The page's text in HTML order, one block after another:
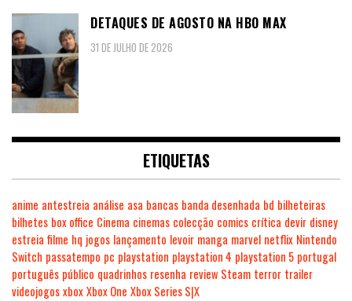
DETAQUES DE AGOSTO NA HBO MAX
31 DE JULHO DE 2026
ETIQUETAS
anime antestreia análise asa bancas banda desenhada bd bilheteiras
bilhetes box office Cinema cinemas colecção comics crítica devir disney
estreia filme hq jogos lançamento levoir manga marvel netflix Nintendo
Switch passatempo pc playstation playstation 4 playstation 5 portugal
português público quadrinhos resenha review Steam terror trailer
videojogosxboxXbox One Xbox Series S|X